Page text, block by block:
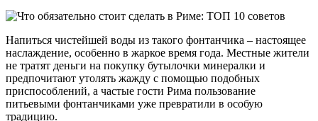
Напиться чистейшей воды из такого фонтанчика – настоящее
наслаждение, особенно в жаркое время года. Местные жители
не тратят деньги на покупку бутылочки минералки и
предпочитают утолять жажду с помощью подобных
приспособлений, а частые гости Рима пользование
питьевыми фонтанчиками уже превратили в особую
традицию.